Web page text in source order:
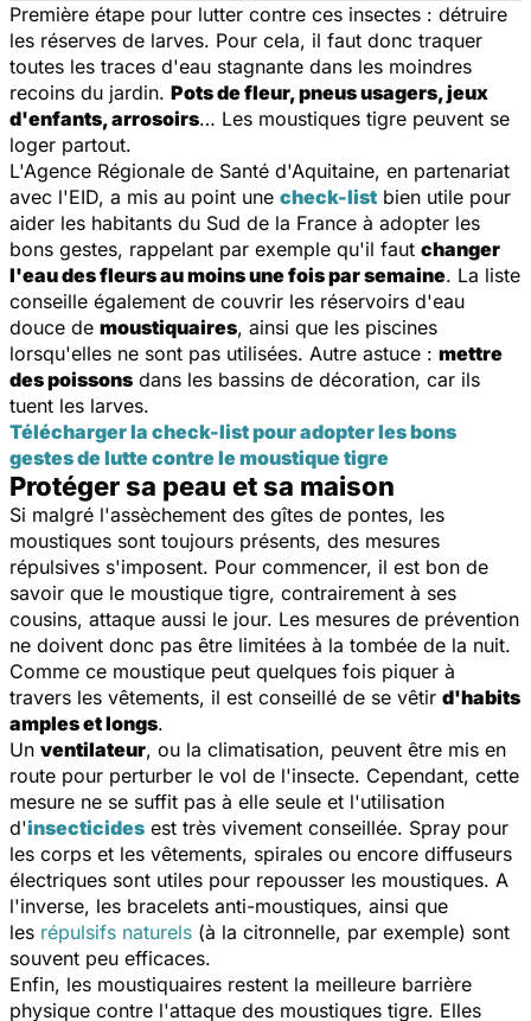
Première étape pour lutter contre ces insectes : détruire
les réserves de larves. Pour cela, il faut donc traquer
toutes les traces d'eau stagnante dans les moindres
recoins du jardin. Pots de fleur, pneus usagers, jeux
d'enfants, arrosoirs… Les moustiques tigre peuvent se
loger partout.
L'Agence Régionale de Santé d'Aquitaine, en partenariat
avec l'EID, a mis au point une check-list bien utile pour
aider les habitants du Sud de la France à adopter les
bons gestes, rappelant par exemple qu'il faut changer
l'eau des fleurs au moins une fois par semaine. La liste
conseille également de couvrir les réservoirs d'eau
douce de moustiquaires, ainsi que les piscines
lorsqu'elles ne sont pas utilisées. Autre astuce : mettre
des poissons dans les bassins de décoration, car ils
tuent les larves.
Télécharger la check-list pour adopter les bons
gestes de lutte contre le moustique tigre
Protéger sa peau et sa maison
Si malgré l'assèchement des gîtes de pontes, les
moustiques sont toujours présents, des mesures
répulsives s'imposent. Pour commencer, il est bon de
savoir que le moustique tigre, contrairement à ses
cousins, attaque aussi le jour. Les mesures de prévention
ne doivent donc pas être limitées à la tombée de la nuit.
Comme ce moustique peut quelques fois piquer à
travers les vêtements, il est conseillé de se vêtir d'habits
amples et longs.
Un ventilateur, ou la climatisation, peuvent être mis en
route pour perturber le vol de l'insecte. Cependant, cette
mesure ne se suffit pas à elle seule et l'utilisation
d'insecticides est très vivement conseillée. Spray pour
les corps et les vêtements, spirales ou encore diffuseurs
électriques sont utiles pour repousser les moustiques. A
l'inverse, les bracelets anti-moustiques, ainsi que
les répulsifs naturels (à la citronnelle, par exemple) sont
souvent peu efficaces.
Enfin, les moustiquaires restent la meilleure barrière
physique contre l'attaque des moustiques tigre. Elles